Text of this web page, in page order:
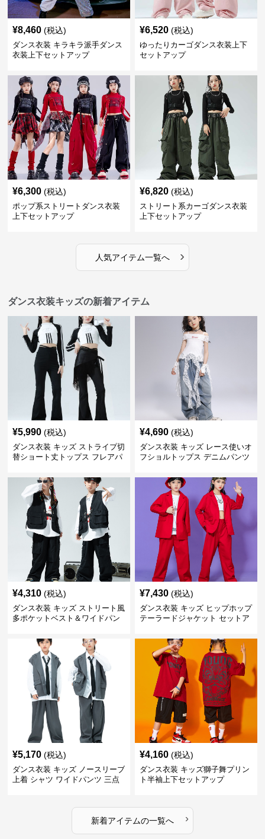
¥8,460 (税込)
ダンス衣装 キラキラ派手ダンス
衣装上下セットアップ
¥6,520 (税込)
ゆったりカーゴダンス衣装上下
セットアップ
¥6,300 (税込)
ポップ系ストリートダンス衣装
上下セットアップ
¥6,820 (税込)
ストリート系カーゴダンス衣装
上下セットアップ
人気アイテム一覧へ ›
ダンス衣装キッズの新着アイテム
¥5,990 (税込)
ダンス衣装 キッズ ストライプ切
替ショート丈トップス フレアパ
¥4,690 (税込)
ダンス衣装 キッズ レース使いオ
フショルトップス デニムパンツ
¥4,310 (税込)
ダンス衣装 キッズ ストリート風
多ポケットベスト＆ワイドパン
¥7,430 (税込)
ダンス衣装 キッズ ヒップホップ
テーラードジャケット セットア
¥5,170 (税込)
ダンス衣装 キッズ ノースリーブ
上着 シャツ ワイドパンツ 三点
¥4,160 (税込)
ダンス衣装 キッズ獅子舞プリン
ト半袖上下セットアップ
新着アイテムの一覧へ ›